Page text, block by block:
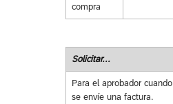
compra
Solicitar...
Para el aprobador cuando
se envíe una factura.